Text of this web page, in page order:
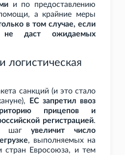
и по предоставлению
а крайние меры
в том случае, если
не даст ожидаемых
логистическая
санкций (и это стало
ЕС запретил ввоз
прицепов и
регистрацией.
шагувеличит число
, выполняемых на
стран Евросоюза, и тем